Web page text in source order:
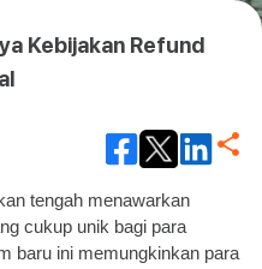
Kebijakan Refund
tengah menawarkan
cukup unik bagi para
baru ini memungkinkan para